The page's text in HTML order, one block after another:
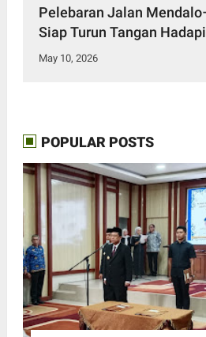
Pelebaran Jalan
Siap Turun Tangan
Warga
May 10, 2026
POPULAR POSTS